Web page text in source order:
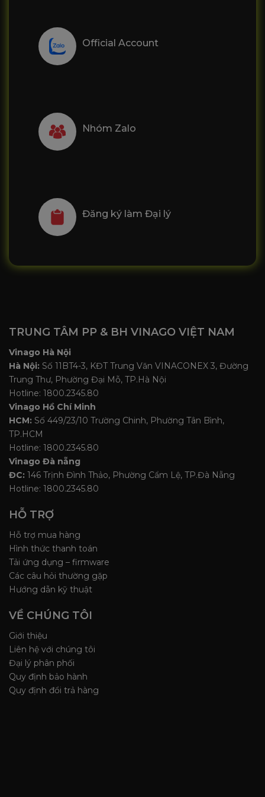
Official Account
Nhóm Zalo
Đăng ký làm Đại lý
TRUNG TÂM PP & BH VINAGO VIỆT NAM
Vinago Hà Nội
Hà Nội: Số 11BT4-3, KĐT Trung Văn VINACONEX 3, Đường
Trung Thư, Phường Đại Mỗ, TP.Hà Nội
Hotline: 1800.2345.80
Vinago Hồ Chí Minh
HCM: Số 449/23/10 Trường Chinh, Phường Tân Bình,
TP.HCM
Hotline: 1800.2345.80
Vinago Đà nẵng
ĐC: 146 Trịnh Đình Thảo, Phường Cẩm Lệ, TP.Đà Nẵng
Hotline: 1800.2345.80
HỖ TRỢ
Hỗ trợ mua hàng
Hình thức thanh toán
Tải ứng dụng – firmware
Các câu hỏi thường gặp
Hướng dẫn kỹ thuật
VỀ CHÚNG TÔI
Giới thiệu
Liên hệ với chúng tôi
Đại lý phân phối
Quy định bảo hành
Quy định đổi trả hàng